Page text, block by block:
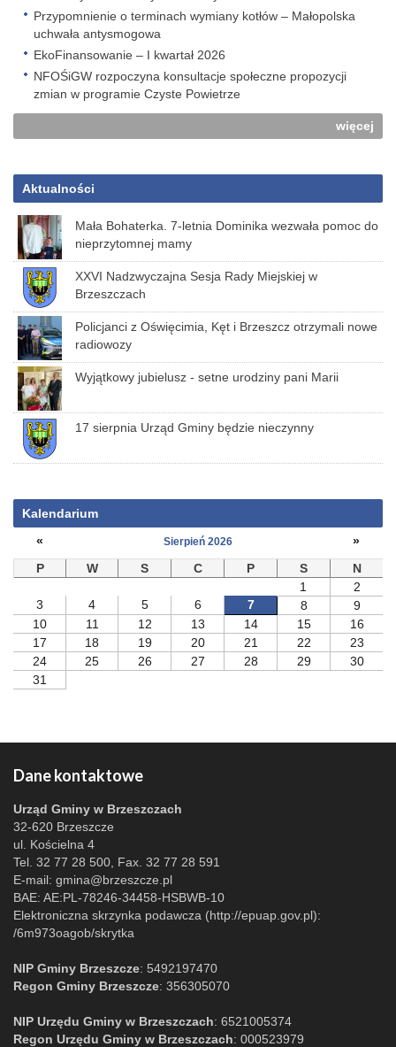
Przypomnienie o terminach wymiany kotłów – Małopolska
uchwała antysmogowa
EkoFinansowanie – I kwartał 2026
NFOŚiGW rozpoczyna konsultacje społeczne propozycji
zmian w programie Czyste Powietrze
więcej
Aktualności
Mała Bohaterka. 7-letnia Dominika wezwała pomoc do
nieprzytomnej mamy
XXVI Nadzwyczajna Sesja Rady Miejskiej w
Brzeszczach
Policjanci z Oświęcimia, Kęt i Brzeszcz otrzymali nowe
radiowozy
Wyjątkowy jubielusz - setne urodziny pani Marii
17 sierpnia Urząd Gminy będzie nieczynny
Kalendarium
«
Sierpień 2026
»
P
W S C P S
N
1
2
3
4 5 6 7 8
9
10
11 12 13 14 15
16
17
18 19 20 21 22
23
24
25 26 27 28 29
30
31
Dane kontaktowe
Urząd Gminy w Brzeszczach
32-620 Brzeszcze
ul. Kościelna 4
Tel. 32 77 28 500, Fax. 32 77 28 591
E-mail: gmina@brzeszcze.pl
BAE: AE:PL-78246-34458-HSBWB-10
Elektroniczna skrzynka podawcza (http://epuap.gov.pl):
/6m973oagob/skrytka
NIP Gminy Brzeszcze: 5492197470
Regon Gminy Brzeszcze: 356305070
NIP Urzędu Gminy w Brzeszczach: 6521005374
Regon Urzędu Gminy w Brzeszczach: 000523979